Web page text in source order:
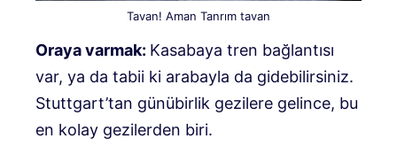
Tavan! Aman Tanrım tavan
Oraya varmak: Kasabaya tren bağlantısı
var, ya da tabii ki arabayla da gidebilirsiniz.
Stuttgart’tan günübirlik gezilere gelince, bu
en kolay gezilerden biri.